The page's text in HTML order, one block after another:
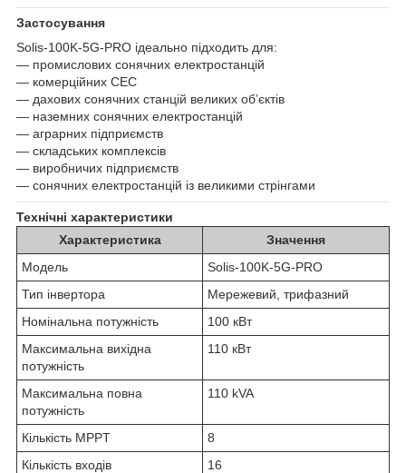
Застосування
Solis-100K-5G-PRO ідеально підходить для:
— промислових сонячних електростанцій
— комерційних СЕС
— дахових сонячних станцій великих об’єктів
— наземних сонячних електростанцій
— аграрних підприємств
— складських комплексів
— виробничих підприємств
— сонячних електростанцій із великими стрінгами
Технічні характеристики
Характеристика
Значення
Модель
Solis-100K-5G-PRO
Тип інвертора
Мережевий, трифазний
Номінальна потужність
100 кВт
Максимальна вихідна
потужність
110 кВт
Максимальна повна
потужність
110 kVA
Кількість MPPT
8
Кількість входів
16